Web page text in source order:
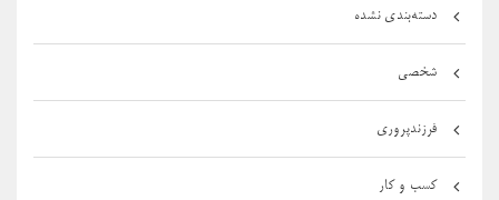
دسته‌بندی نشده
شخصی
فرزندپروری
کسب و کار